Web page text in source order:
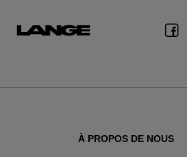
À PROPOS DE NOUS